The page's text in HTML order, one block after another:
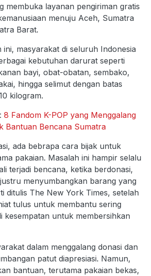
membuka layanan pengiriman gratis
menuju Aceh, Sumatra
Barat.
ini, masyarakat di seluruh Indonesia
kebutuhan darurat seperti
bayi, obat-obatan, sembako,
hingga selimut dengan batas
kilogram.
8 Fandom K-POP yang Menggalang
Bantuan Bencana Sumatra
ada bebrapa cara bijak untuk
pakaian. Masalah ini hampir selalu
terjadi bencana, ketika berdonasi,
menyumbangkan barang yang
ditulis The New York Times, setelah
tulus untuk membantu sering
kesempatan untuk membersihkan
dalam menggalang donasi dan
patut diapresiasi. Namun,
bantuan, terutama pakaian bekas,